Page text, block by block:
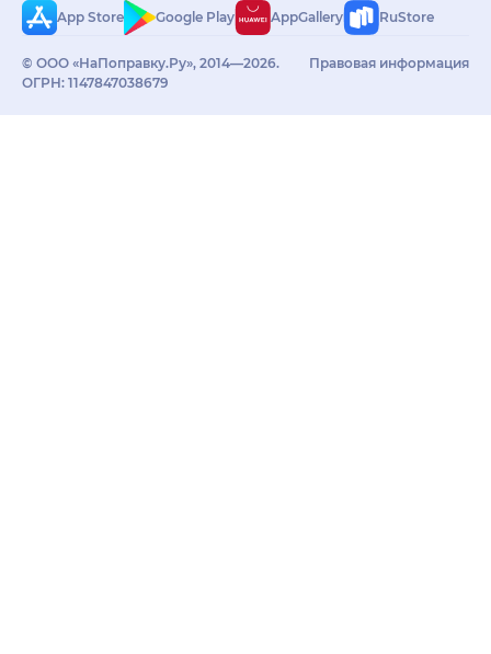
App Store
Google Play AppGallery RuStore
© ООО «НаПоправку.Ру», 2014—2026.
ОГРН: 1147847038679
Правовая информация